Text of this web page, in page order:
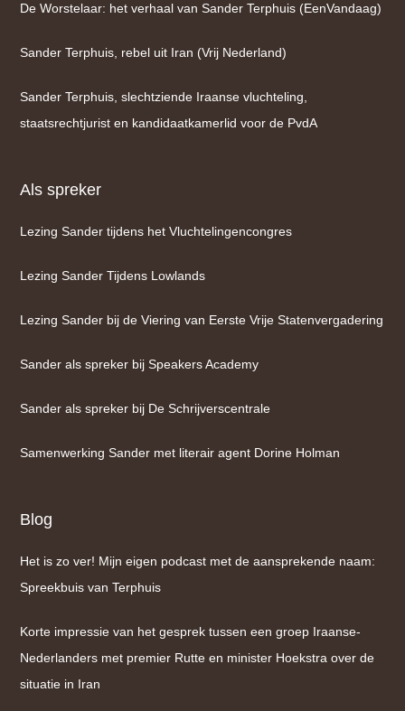
De Worstelaar: het verhaal van Sander Terphuis (EenVandaag)
Sander Terphuis, rebel uit Iran (Vrij Nederland)
Sander Terphuis, slechtziende Iraanse vluchteling,
staatsrechtjurist en kandidaatkamerlid voor de PvdA
Als spreker
Lezing Sander tijdens het Vluchtelingencongres
Lezing Sander Tijdens Lowlands
Lezing Sander bij de Viering van Eerste Vrije Statenvergadering
Sander als spreker bij Speakers Academy
Sander als spreker bij De Schrijverscentrale
Samenwerking Sander met literair agent Dorine Holman
Blog
Het is zo ver! Mijn eigen podcast met de aansprekende naam:
Spreekbuis van Terphuis
Korte impressie van het gesprek tussen een groep Iraanse-
Nederlanders met premier Rutte en minister Hoekstra over de
situatie in Iran